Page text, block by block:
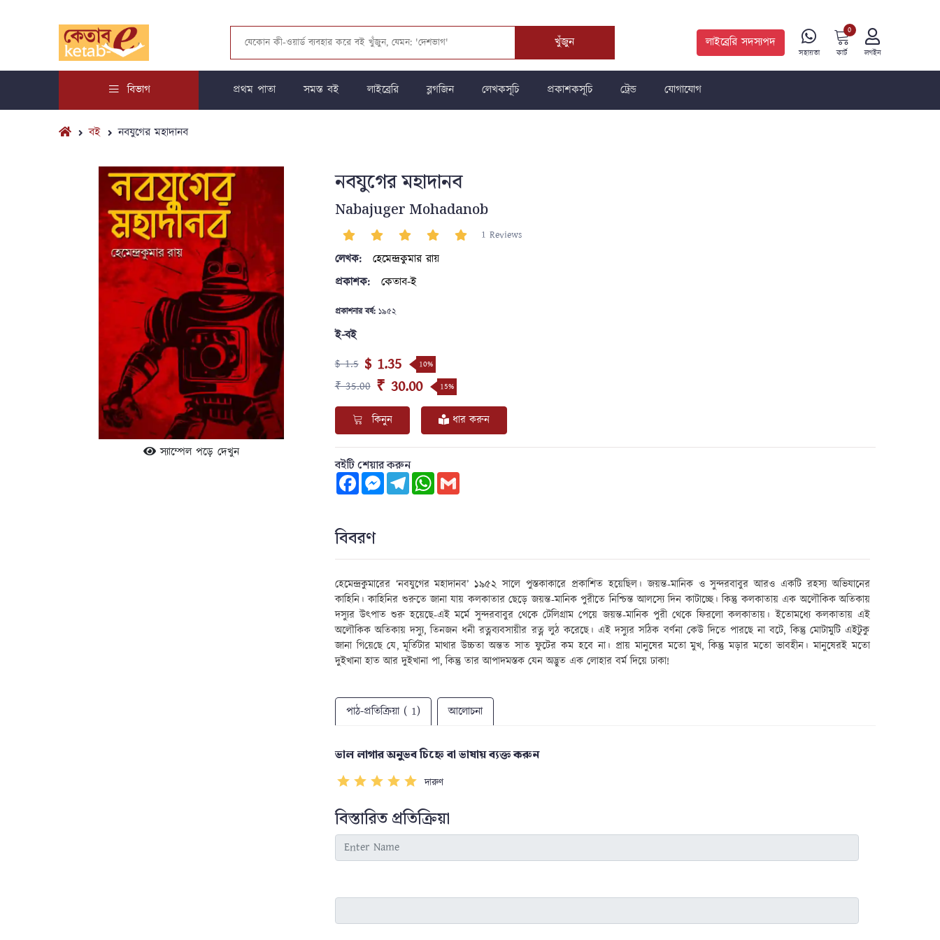
খুঁজুন লাইব্রেরি সদস্যপদ
সহায়তা কার্ট
0
লগইন
বিভাগ প্রথম পাতা সমস্ত বই লাইব্রেরি ব্লগজিন লেখকসূচি প্রকাশকসূচি ট্রেন্ড যোগাযোগ
বই নবযুগের মহাদানব
স্যাম্পেল পড়ে দেখুন
নবযুগের মহাদানব
Nabajuger Mohadanob
1 Reviews
লেখক:
হেমেন্দ্রকুমার রায়
প্রকাশক:
কেতাব-ই
প্রকাশনার বর্ষ:১৯৫২
ই-বই
$ 1.5 $ 1.35 10%
₹ 35.00 ₹ 30.00 15%
কিনুন ধার করুন
বইটি শেয়ার করুন
FacebookMessenger
TelegramWhatsApp
Gmail
বিবরণ
হেমেন্দ্রকুমারের ‘নবযুগের মহাদানব’ ১৯৫২ সালে পুস্তকাকারে প্রকাশিত হয়েছিল। জয়ন্ত-মানিক ও সুন্দরবাবুর আরও একটি রহস্য অভিযানের
কাহিনি। কাহিনির শুরুতে জানা যায় কলকাতার ছেড়ে জয়ন্ত-মানিক পুরীতেনিশ্চিন্ত আলস্যেদিন কাটাচ্ছে। কিন্তু কলকাতায় এক অলৌকিক অতিকায়
দস্যুর উৎপাত শুরু হয়েছে-এই মর্মে সুন্দরবাবুর থেকে টেলিগ্রাম পেয়ে জয়ন্ত-মানিক পুরী থেকে ফিরলো কলকাতায়। ইতোমধ্যেকলকাতায় এই
অলৌকিক অতিকায় দস্যু, তিনজন ধনী রত্নব্যবসায়ীর রত্ন লুঠ করেছে। এই দস্যুর সঠিক বর্ণনা কেউদিতে পারছে না বটে,কিন্তু মোটামুটি এইটুকু
জানা গিয়েছে যে,মূর্তিটার মাথার উচ্চতা অন্তত সাত ফুটের কম হবে না। প্রায় মানুষের মতো মুখ,কিন্তু মড়ার মতো ভাবহীন। মানুষেরই মতো
দুইখানা হাত আর দুইখানা পা,কিন্তু তার আপাদমস্তক যেন অদ্ভুত এক লোহার বর্ম দিয়ে ঢাকা!
পাঠ-প্রতিক্রিয়া ( 1) আলোচনা
ভাল লাগার অনুভব চিহ্নে বা ভাষায় ব্যক্ত করুন
দারুণ
বিস্তারিত প্রতিক্রিয়া